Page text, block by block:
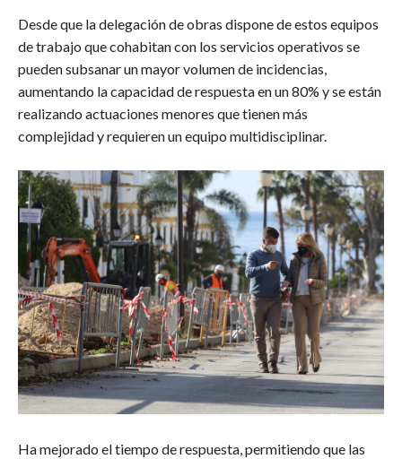
Desde que la delegación de obras dispone de estos equipos
de trabajo que cohabitan con los servicios operativos se
pueden subsanar un mayor volumen de incidencias,
aumentando la capacidad de respuesta en un 80% y se están
realizando actuaciones menores que tienen más
complejidad y requieren un equipo multidisciplinar.
Ha mejorado el tiempo de respuesta, permitiendo que las